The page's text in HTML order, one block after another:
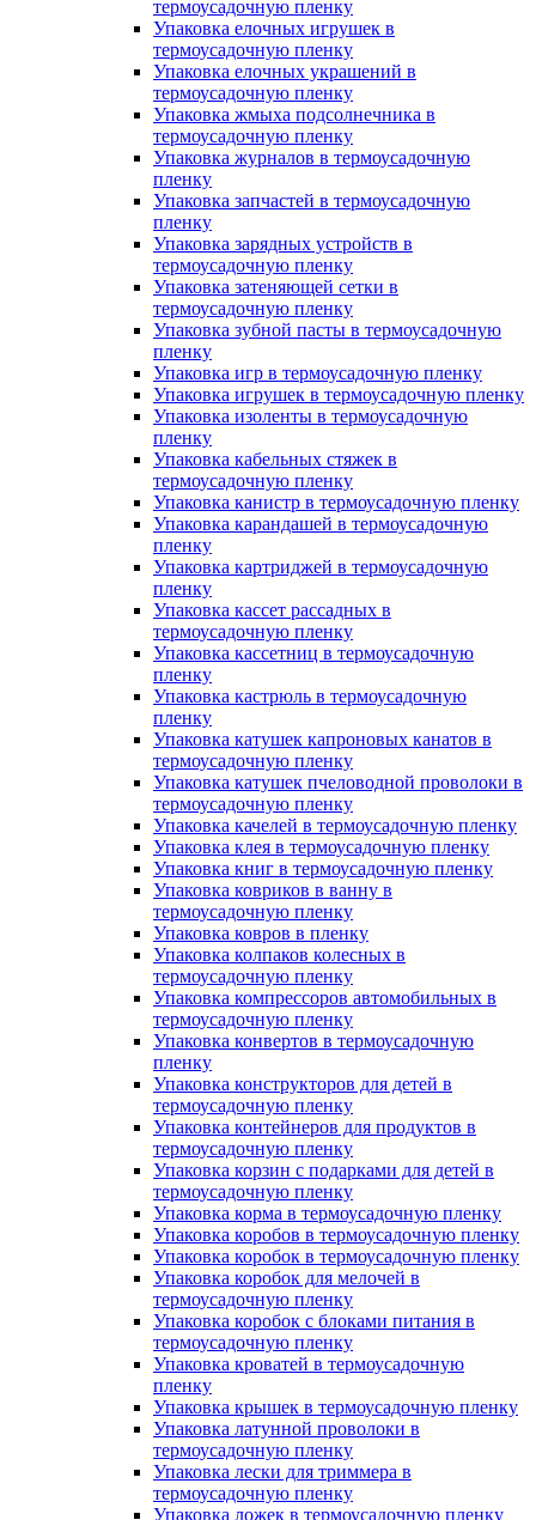
термоусадочную пленку
Упаковка елочных игрушек в
термоусадочную пленку
Упаковка елочных украшений в
термоусадочную пленку
Упаковка жмыха подсолнечника в
термоусадочную пленку
Упаковка журналов в термоусадочную
пленку
Упаковка запчастей в термоусадочную
пленку
Упаковка зарядных устройств в
термоусадочную пленку
Упаковка затеняющей сетки в
термоусадочную пленку
Упаковка зубной пасты в термоусадочную
пленку
Упаковка игр в термоусадочную пленку
Упаковка игрушек в термоусадочную пленку
Упаковка изоленты в термоусадочную
пленку
Упаковка кабельных стяжек в
термоусадочную пленку
Упаковка канистр в термоусадочную пленку
Упаковка карандашей в термоусадочную
пленку
Упаковка картриджей в термоусадочную
пленку
Упаковка кассет рассадных в
термоусадочную пленку
Упаковка кассетниц в термоусадочную
пленку
Упаковка кастрюль в термоусадочную
пленку
Упаковка катушек капроновых канатов в
термоусадочную пленку
Упаковка катушек пчеловодной проволоки в
термоусадочную пленку
Упаковка качелей в термоусадочную пленку
Упаковка клея в термоусадочную пленку
Упаковка книг в термоусадочную пленку
Упаковка ковриков в ванну в
термоусадочную пленку
Упаковка ковров в пленку
Упаковка колпаков колесных в
термоусадочную пленку
Упаковка компрессоров автомобильных в
термоусадочную пленку
Упаковка конвертов в термоусадочную
пленку
Упаковка конструкторов для детей в
термоусадочную пленку
Упаковка контейнеров для продуктов в
термоусадочную пленку
Упаковка корзин с подарками для детей в
термоусадочную пленку
Упаковка корма в термоусадочную пленку
Упаковка коробов в термоусадочную пленку
Упаковка коробок в термоусадочную пленку
Упаковка коробок для мелочей в
термоусадочную пленку
Упаковка коробок с блоками питания в
термоусадочную пленку
Упаковка кроватей в термоусадочную
пленку
Упаковка крышек в термоусадочную пленку
Упаковка латунной проволоки в
термоусадочную пленку
Упаковка лески для триммера в
термоусадочную пленку
Упаковка ложек в термоусадочную пленку